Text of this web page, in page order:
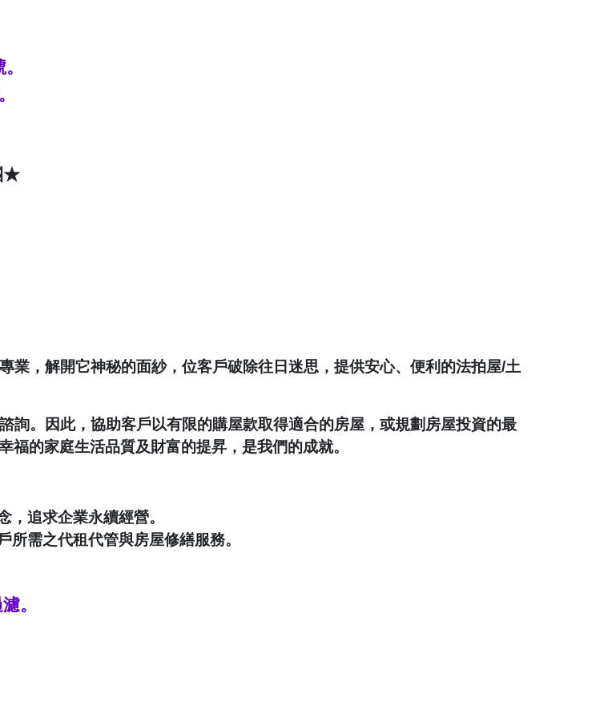
★
業，解開它神秘的面紗，位客戶破除往日迷思，提供安心、便利的法拍屋/土
詢。因此，協助客戶以有限的購屋款取得適合的房屋，或規劃房屋投資的最
的家庭生活品質及財富的提昇，是我們的成就。
追求企業永續經營。
需之代租代管與房屋修繕服務。
。